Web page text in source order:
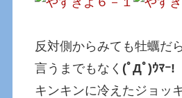
反対側からみても牡蠣だ
言うまでもなく (ﾟДﾟ)ｳﾏｰ!
キンキンに冷えたジョッ